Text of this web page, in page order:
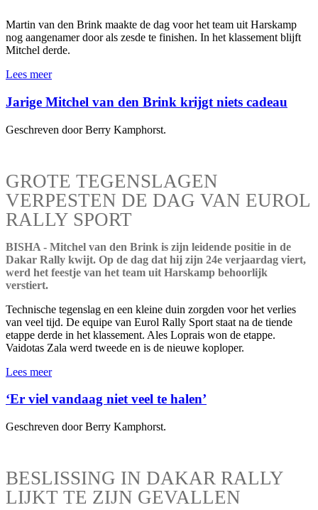
Martin van den Brink maakte de dag voor het team uit Harskamp
nog aangenamer door als zesde te finishen. In het klassement blijft
Mitchel derde.
Lees meer
Jarige Mitchel van den Brink krijgt niets cadeau
Geschreven door Berry Kamphorst.
GROTE TEGENSLAGEN
VERPESTEN DE DAG VAN EUROL
RALLY SPORT
BISHA - Mitchel van den Brink is zijn leidende positie in de
Dakar Rally kwijt. Op de dag dat hij zijn 24e verjaardag viert,
werd het feestje van het team uit Harskamp behoorlijk
verstiert.
Technische tegenslag en een kleine duin zorgden voor het verlies
van veel tijd. De equipe van Eurol Rally Sport staat na de tiende
etappe derde in het klassement. Ales Loprais won de etappe.
Vaidotas Zala werd tweede en is de nieuwe koploper.
Lees meer
‘Er viel vandaag niet veel te halen’
Geschreven door Berry Kamphorst.
BESLISSING IN DAKAR RALLY
LIJKT TE ZIJN GEVALLEN